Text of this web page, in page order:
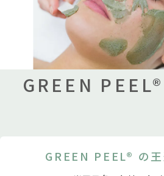
GREEN
GREEN PEEL® の